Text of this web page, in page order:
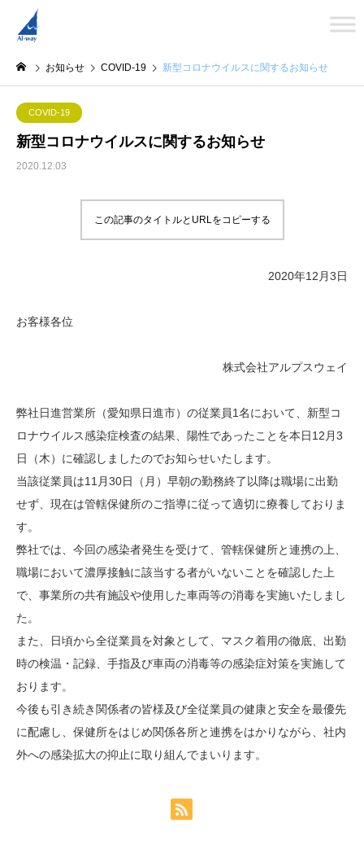
お知らせ COVID-19 新型コロナウイルスに関するお知らせ
COVID-19
新型コロナウイルスに関するお知らせ
2020.12.03
この記事のタイトルとURLをコピーする
2020年12月3日
お客様各位
株式会社アルプスウェイ
弊社日進営業所（愛知県日進市）の従業員1名において、新型コ
ロナウイルス感染症検査の結果、陽性であったことを本日12月3
日（木）に確認しましたのでお知らせいたします。
当該従業員は11月30日（月）早朝の勤務終了以降は職場に出勤
せず、現在は管轄保健所のご指導に従って適切に療養しておりま
す。
弊社では、今回の感染者発生を受けて、管轄保健所と連携の上、
職場において濃厚接触に該当する者がいないことを確認した上
で、事業所の共有施設や使用した車両等の消毒を実施いたしまし
た。
また、日頃から全従業員を対象として、マスク着用の徹底、出勤
時の検温・記録、手指及び車両の消毒等の感染症対策を実施して
おります。
今後も引き続き関係者の皆様及び全従業員の健康と安全を最優先
に配慮し、保健所をはじめ関係各所と連携をはかりながら、社内
外への感染拡大の抑止に取り組んでまいります。